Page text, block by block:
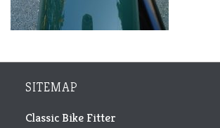
SITEMAP
Classic Bike Fitter